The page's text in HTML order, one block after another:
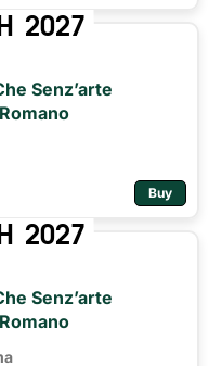
2027
Senz’arte
Buy
2027
Senz’arte